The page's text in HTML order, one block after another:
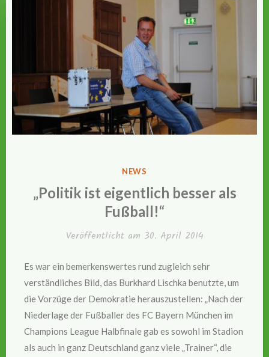
VERÖFFENTLICHT
NEWS
„Politik ist eigentlich besser als
Fußball!“
Veröffentlicht am 30. April 2014
Es war ein bemerkenswertes rund zugleich sehr
verständliches Bild, das Burkhard Lischka benutzte, um
die Vorzüge der Demokratie herauszustellen: „Nach der
Niederlage der Fußballer des FC Bayern München im
Champions League Halbfinale gab es sowohl im Stadion
als auch in ganz Deutschland ganz viele „Trainer“, die